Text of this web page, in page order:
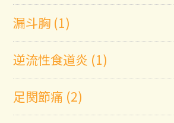
漏斗胸 (1)
逆流性食道炎 (1)
足関節痛 (2)